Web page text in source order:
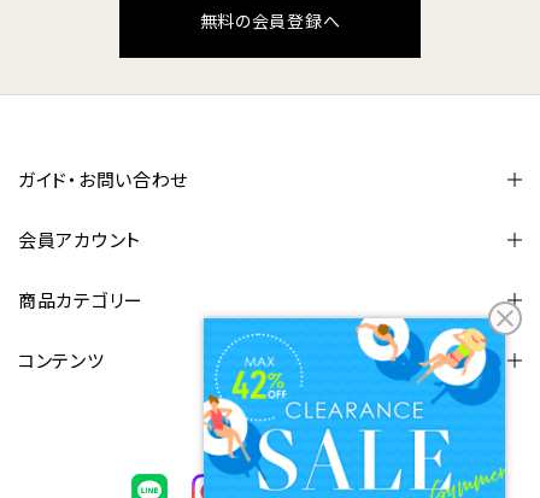
無料の会員登録へ
ガイド・お問い合わせ
会員アカウント
商品カテゴリー
コンテンツ
FOLLOW US